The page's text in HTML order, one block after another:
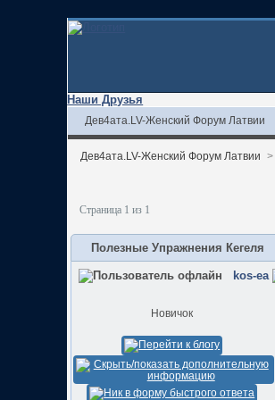
Наши Друзья
Дев4ата.LV-Женский Форум Латвии
Дев4ата.LV-Женский Форум Латвии >
Страница 1 из 1
Полезные Упражнения Кегеля
kos-ea
Новичок